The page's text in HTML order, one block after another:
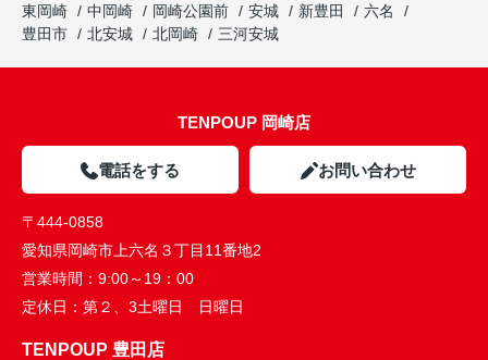
東岡崎
中岡崎 岡崎公園前 安城 新豊田
六名
豊田市
北安城 北岡崎 三河安城
TENPOUP 岡崎店
電話をする お問い合わせ
〒444-0858
愛知県岡崎市上六名３丁目11番地2
営業時間： 9:00～19：00
定休日： 第２、3土曜日 日曜日
TENPOUP 豊田店